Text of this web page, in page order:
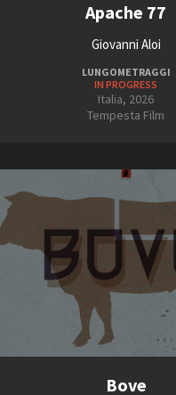
Apache 77
Giovanni Aloi
LUNGOMETRAGGI
IN PROGRESS
Italia, 2026
Tempesta Film
Bove